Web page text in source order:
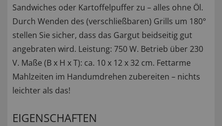
Sandwiches oder Kartoffelpuffer zu – alles ohne Öl.
Durch Wenden des (verschließbaren) Grills um 180°
stellen Sie sicher, dass das Gargut beidseitig gut
angebraten wird. Leistung: 750 W. Betrieb über 230
V. Maße (B x H x T): ca. 10 x 12 x 32 cm. Fettarme
Mahlzeiten im Handumdrehen zubereiten – nichts
leichter als das!
EIGENSCHAFTEN